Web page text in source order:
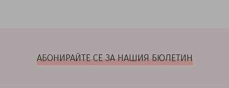
АБОНИРАЙТЕ СЕ ЗА НАШИЯ БЮЛЕТИН